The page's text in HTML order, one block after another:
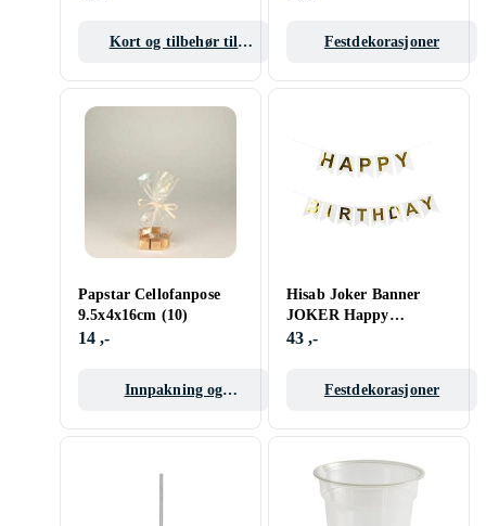
Kort og tilbehør til
Festdekorasjoner
Papstar Cellofanpose
9.5x4x16cm (10)
14 ,-
Innpakning og
Hisab Joker Banner
JOKER Happy
birthday hvit
43 ,-
Festdekorasjoner